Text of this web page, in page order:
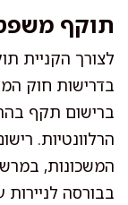
תוקף
לצורך הקניית
ברישום תקף
הרלוונטיות.
המשכונות,
בבורסה